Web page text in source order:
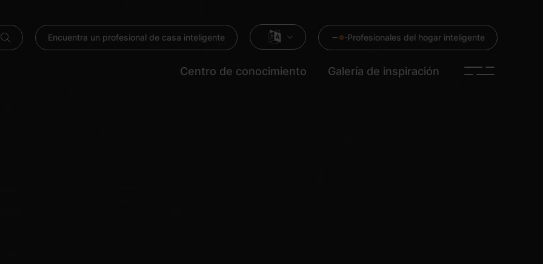
Encuentra un profesional de casa inteligente Profesionales del hogar inteligente
Centro de conocimiento Galería de inspiración